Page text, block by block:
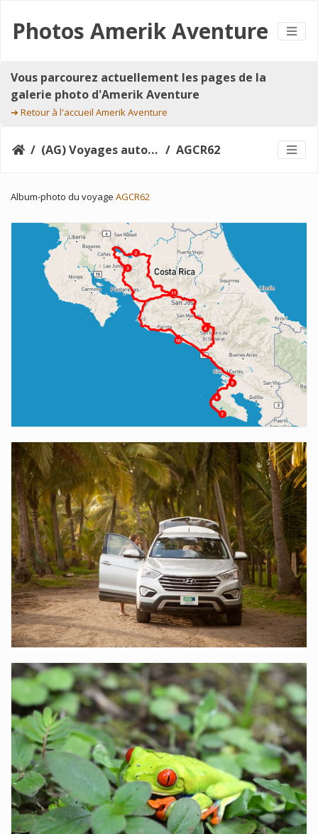
Photos Amerik Aventure
Vous parcourez actuellement les pages de la
galerie photo d'Amerik Aventure
➔ Retour à l'accueil Amerik Aventure
(AG) Voyages autotours AGCR62
Album-photo du voyage AGCR62